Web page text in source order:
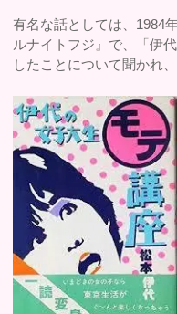
有名な話としては、1984
ルナイトフジ』で、「伊
したことについて聞かれ、